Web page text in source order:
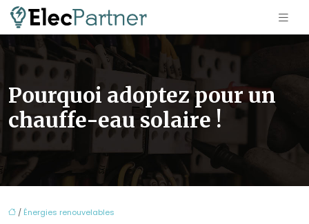
Pourquoi adoptez pour un
chauffe-eau solaire !
/ Énergies renouvelables